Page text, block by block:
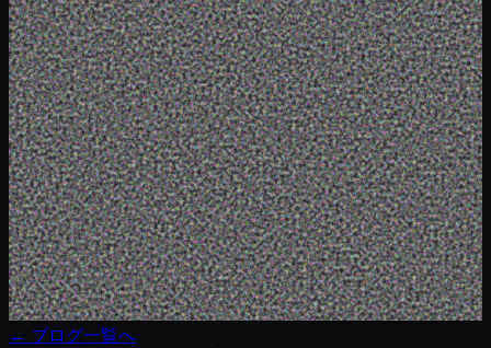
← ブログ一覧へ